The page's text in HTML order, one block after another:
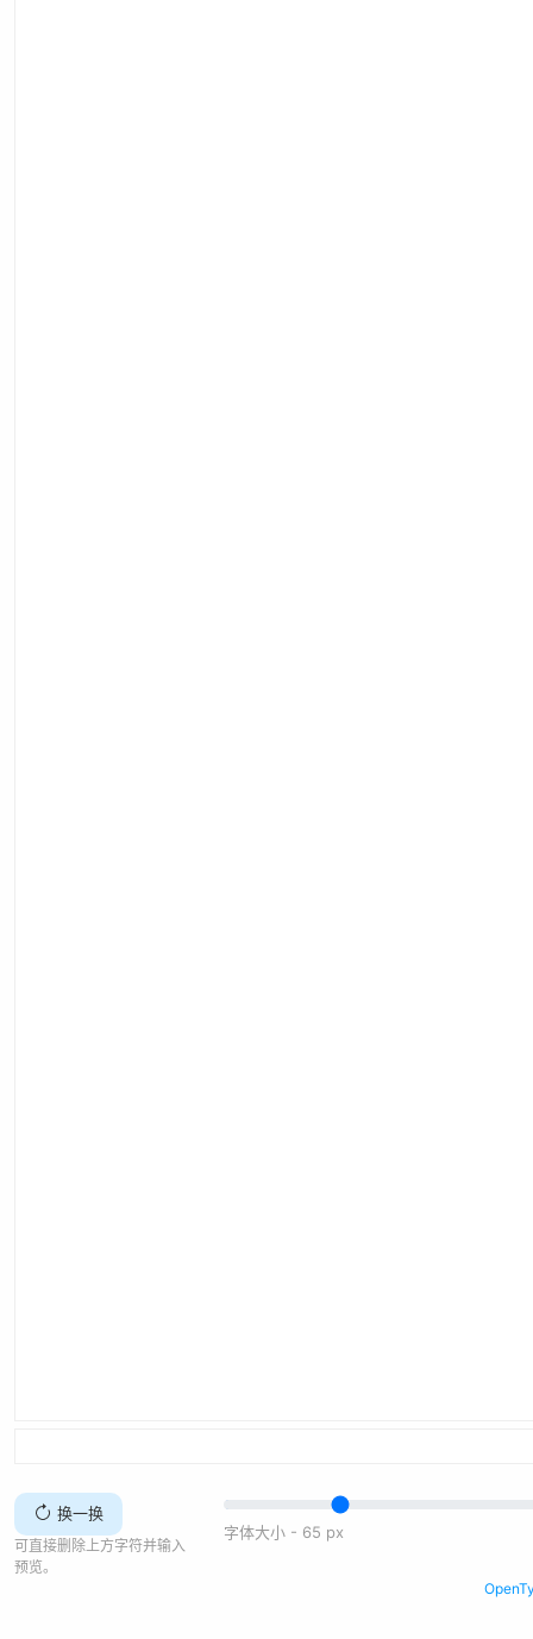
换一换
可直接删除上方字符并输入
预览。
字体大小 - 65 px